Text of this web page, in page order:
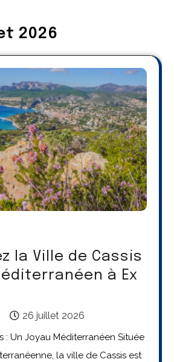
2026
la Ville de Cassis
à Ex
26 juillet 2026
: Un Joyau Méditerranéen Située
la ville de Cassis est